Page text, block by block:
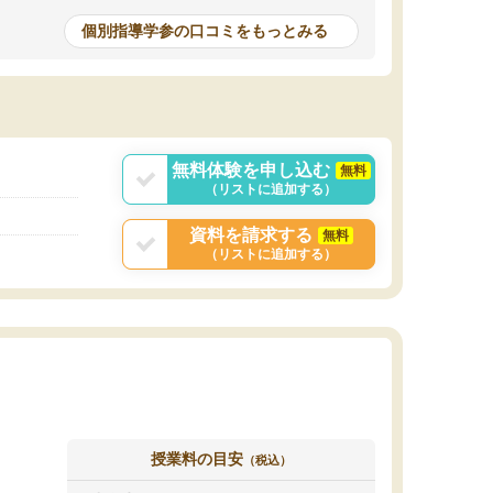
個別指導学参の口コミをもっとみる
無料体験を申し込む
無料
（リストに追加する）
資料を請求する
無料
（リストに追加する）
授業料の目安 （税込）